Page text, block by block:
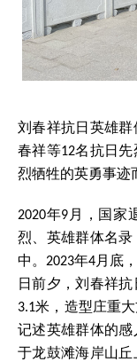
刘春祥抗日英雄群
春祥等12名抗日
烈牺牲的英勇事迹
2020年9月，国家
烈、英雄群体名
中。2023年4月底
日前夕，刘春祥
3.1米，造型庄重
记述英雄群体的
于龙鼓滩海岸山